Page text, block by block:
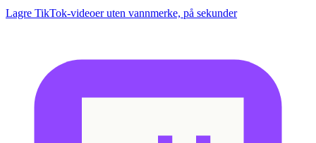
Lagre TikTok-videoer uten vannmerke, på sekunder